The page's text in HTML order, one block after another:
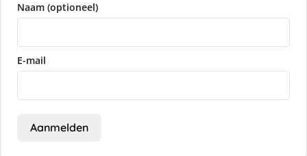
Naam (optioneel)
E-mail
Aanmelden